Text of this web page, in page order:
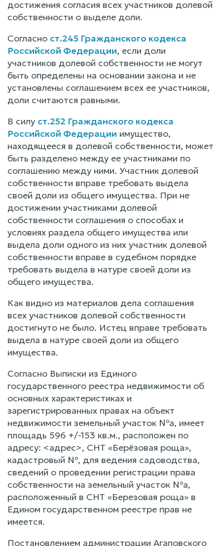
достижения согласия всех участников долевой
собственности о выделе доли.
Согласно ст.245 Гражданского кодекса
Российской Федерации, если доли
участников долевой собственности не могут
быть определены на основании закона и не
установлены соглашением всех ее участников,
доли считаются равными.
В силу ст.252 Гражданского кодекса
Российской Федерации имущество,
находящееся в долевой собственности, может
быть разделено между ее участниками по
соглашению между ними. Участник долевой
собственности вправе требовать выдела
своей доли из общего имущества. При не
достижении участниками долевой
собственности соглашения о способах и
условиях раздела общего имущества или
выдела доли одного из них участник долевой
собственности вправе в судебном порядке
требовать выдела в натуре своей доли из
общего имущества.
Как видно из материалов дела соглашения
всех участников долевой собственности
достигнуто не было. Истец вправе требовать
выдела в натуре своей доли из общего
имущества.
Согласно Выписки из Единого
государственного реестра недвижимости об
основных характеристиках и
зарегистрированных правах на объект
недвижимости земельный участок №а, имеет
площадь 596 +/-153 кв.м., расположен по
адресу: <адрес>, СНТ «Берёзовая роща»,
кадастровый №, для ведения садоводства,
сведений о проведении регистрации права
собственности на земельный участок №а,
расположенный в СНТ «Березовая роща» в
Едином государственном реестре прав не
имеется.
Постановлением администрации Агаповского